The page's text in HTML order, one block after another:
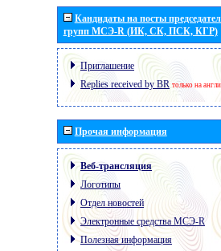
Кандидаты на посты
групп МСЭ-R (ИК, СК, ПСК, КГР)
Приглашение
Replies received by BR только на
Прочая информация
Веб-трансляция
Логотипы
Отдел новостей
Электронные средства МСЭ-R
Полезная информация